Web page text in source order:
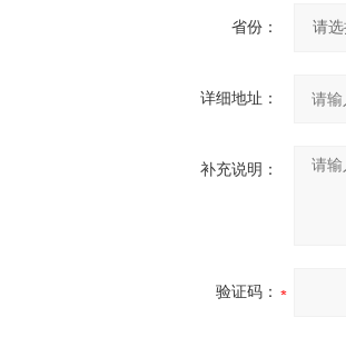
省份：
详细地址：
补充说明：
验证码：